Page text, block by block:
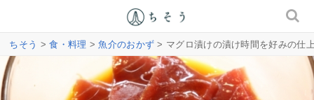
ちそう >食・料理 >魚介のおかず > マグロ漬けの漬け時間を好みの仕